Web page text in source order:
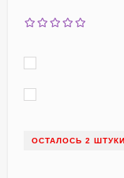
ОСТАЛОСЬ 2 ШТУКИ